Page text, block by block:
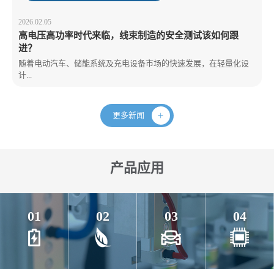
2026.02.05
高电压高功率时代来临，线束制造的安全测试该如何跟
进？
随着电动汽车、储能系统及充电设备市场的快速发展，在轻量化设
计...
更多新闻
产品应用
01 02 03 04